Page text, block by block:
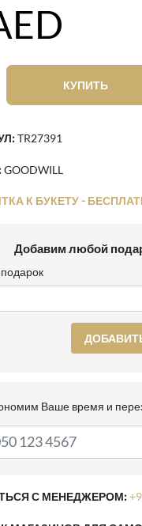
КУПИТЬ
TR27391
GOODWILL
К БУКЕТУ -
Добавим любой
Ваше время и
С МЕНЕДЖЕРОМ: